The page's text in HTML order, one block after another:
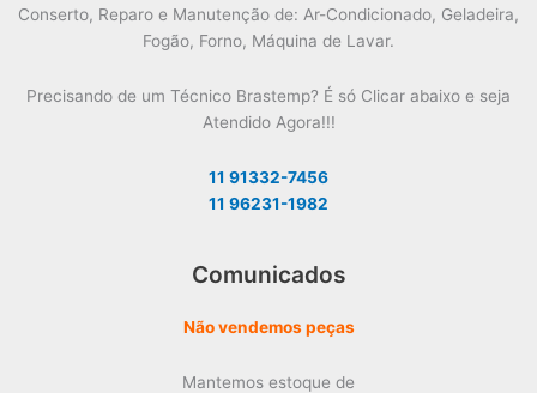
Conserto, Reparo e Manutenção de: Ar-Condicionado, Geladeira,
Fogão, Forno, Máquina de Lavar.
Precisando de um Técnico Brastemp? É só Clicar abaixo e seja
Atendido Agora!!!
11 91332-7456
11 96231-1982
Comunicados
Não vendemos peças
Mantemos estoque de